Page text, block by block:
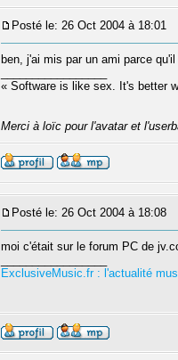
Posté le: 26 Oct 2004 à 18:01
ben, j'ai mis par un ami parce
« Software is like sex. It's better
Merci à loïc pour l'avatar et
Posté le: 26 Oct 2004 à 18:08
moi c'était sur le forum PC de
ExclusiveMusic.fr : l'actualité